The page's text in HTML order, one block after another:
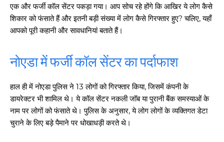
एक और फर्जी कॉल सेंटर पकड़ा गया। आप सोच रहे होंगे कि आखिर ये लोग कैसे
शिकार को फंसाते हैं और इतनी बड़ी संख्या में लोग कैसे गिरफ्तार हुए? चलिए, यहाँ
आपको पूरी कहानी और सावधानियां बताते हैं।
नोएडा में फर्जी कॉल सेंटर का पर्दाफाश
हाल ही में नोएडा पुलिस ने 13 लोगों को गिरफ्तार किया, जिसमें कंपनी के
डायरेक्टर भी शामिल थे। ये कॉल सेंटर नकली जॉब या पुरानी बैंक समस्याओं के
नाम पर लोगों को फंसाते थे। पुलिस के अनुसार, ये लोग लोगों के व्यक्तिगत डेटा
चुराने के लिए बड़े पैमाने पर धोखाधड़ी करते थे।